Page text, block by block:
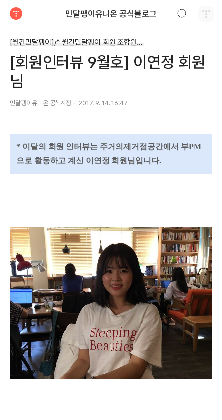
민달팽이유니온 공식블로그
[월간민달팽이]/* 월간민달팽이 회원 조합원 기고글
[회원인터뷰 9월호] 이연정 회원
님
민달팽이유니온 공식계정 2017. 9. 14. 16:47
* 이달의 회원 인터뷰는 주거의제거점공간에서 부PM
으로 활동하고 계신 이연정 회원님입니다.